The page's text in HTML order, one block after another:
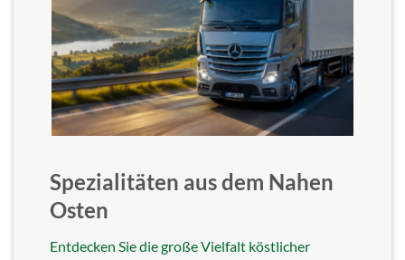
Spezialitäten aus dem Nahen
Osten
Entdecken Sie die große Vielfalt köstlicher